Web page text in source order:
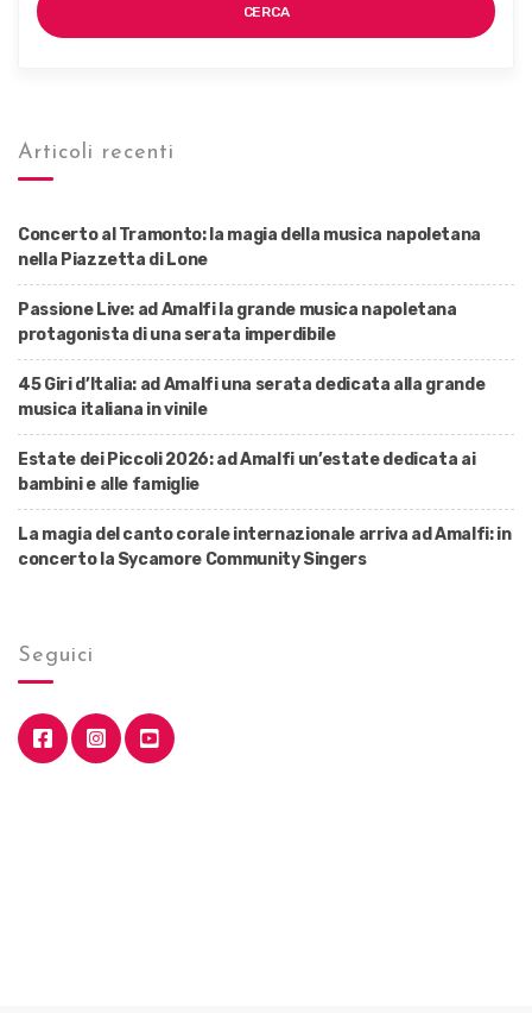
CERCA
Articoli recenti
Concerto al Tramonto: la magia della musica napoletana
nella Piazzetta di Lone
Passione Live: ad Amalfi la grande musica napoletana
protagonista di una serata imperdibile
45 Giri d’Italia: ad Amalfi una serata dedicata alla grande
musica italiana in vinile
Estate dei Piccoli 2026: ad Amalfi un’estate dedicata ai
bambini e alle famiglie
La magia del canto corale internazionale arriva ad Amalfi: in
concerto la Sycamore Community Singers
Seguici